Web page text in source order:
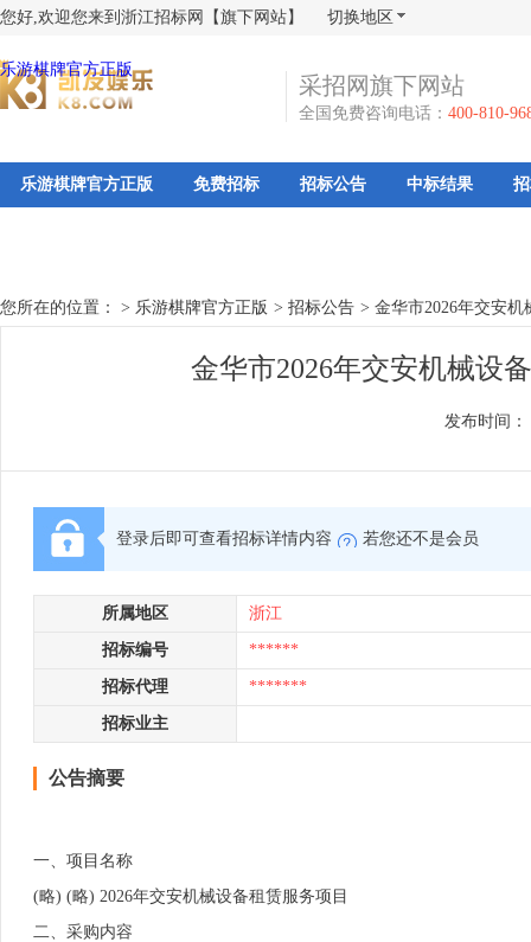
您好,欢迎您来到浙江招标网【旗下网站】 切换地区
乐游棋牌官方正版
采招网旗下网站
全国免费咨询电话： 400-810-
乐游棋牌官方正版 免费招标 招标公告 中标结果
您所在的位置： > 乐游棋牌官方正版 > 招标公告 > 金华市2026年交安
金华市2026年交安机械设
发布时间：
登录后即可查看招标详情内容 若您还不是会员
所属地区 浙江
招标编号 ******
招标代理 *******
招标业主
公告摘要
一、项目名称
(略) (略) 2026年交安机械设备租赁服务项目
二、采购内容